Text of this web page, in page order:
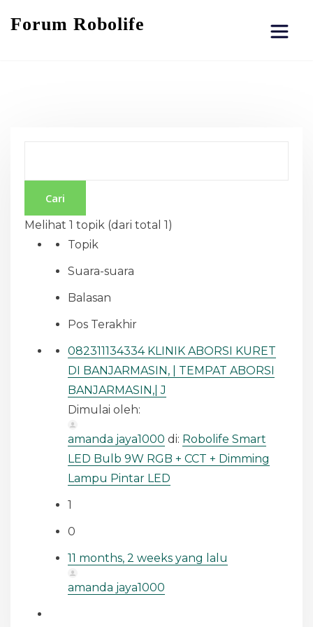
Forum Robolife
Melihat 1 topik (dari total 1)
Topik
Suara-suara
Balasan
Pos Terakhir
082311134334 KLINIK ABORSI KURET
DI BANJARMASIN, | TEMPAT ABORSI
BANJARMASIN,| J
Dimulai oleh:
amanda jaya1000 di: Robolife Smart
LED Bulb 9W RGB + CCT + Dimming
Lampu Pintar LED
1
0
11 months, 2 weeks yang lalu
amanda jaya1000